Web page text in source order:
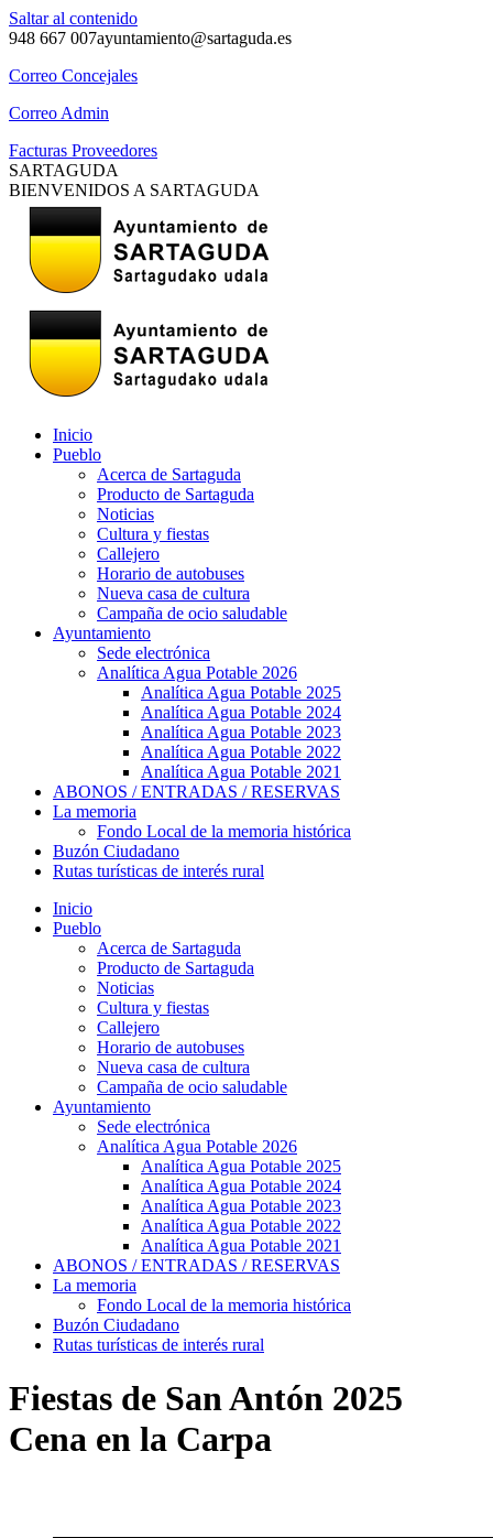
Saltar al contenido
948 667 007ayuntamiento@sartaguda.es
Correo Concejales
Correo Admin
Facturas Proveedores
SARTAGUDA
BIENVENIDOS A SARTAGUDA
Inicio
Pueblo
Acerca de Sartaguda
Producto de Sartaguda
Noticias
Cultura y fiestas
Callejero
Horario de autobuses
Nueva casa de cultura
Campaña de ocio saludable
Ayuntamiento
Sede electrónica
Analítica Agua Potable 2026
Analítica Agua Potable 2025
Analítica Agua Potable 2024
Analítica Agua Potable 2023
Analítica Agua Potable 2022
Analítica Agua Potable 2021
ABONOS / ENTRADAS / RESERVAS
La memoria
Fondo Local de la memoria histórica
Buzón Ciudadano
Rutas turísticas de interés rural
Inicio
Pueblo
Acerca de Sartaguda
Producto de Sartaguda
Noticias
Cultura y fiestas
Callejero
Horario de autobuses
Nueva casa de cultura
Campaña de ocio saludable
Ayuntamiento
Sede electrónica
Analítica Agua Potable 2026
Analítica Agua Potable 2025
Analítica Agua Potable 2024
Analítica Agua Potable 2023
Analítica Agua Potable 2022
Analítica Agua Potable 2021
ABONOS / ENTRADAS / RESERVAS
La memoria
Fondo Local de la memoria histórica
Buzón Ciudadano
Rutas turísticas de interés rural
Fiestas de San Antón 2025
Cena en la Carpa